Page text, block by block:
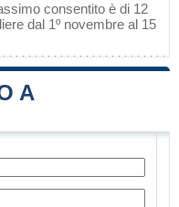
consentito è di 12
dal 1º novembre al 15
A